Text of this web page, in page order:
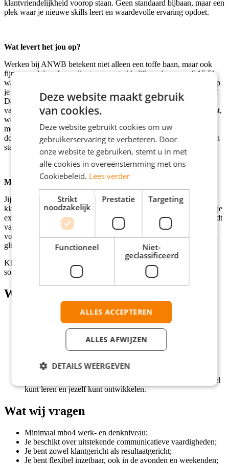
klantvriendelijkheid voorop staan. Geen standaard bijbaan, maar een
plek waar je nieuwe skills leert en waardevolle ervaring opdoet.
Wat levert het jou op?
Werken bij ANWB betekent niet alleen een toffe baan, maar ook
fijne voordelen. Je verdient een aantrekkelijk uurloon van € 15,51,
waarbij je iedere week alvast een deel van je eindejaarsuitkering op
je rekening ziet verschijnen – extra cash, altijd mooi meegenomen!
Daarnaast hoef je je over reiskosten geen zorgen te maken, want
vanaf 10 kilometer krijg je een vergoeding en als je met het ov reist,
worden de kosten zelfs volledig vergoed. En misschien wel het
mooiste: dit is meer dan zomaar een bijbaan. ANWB biedt volop
doorgroeimogelijkheden, dus wie weet waar jouw carrière hier van
start gaat!
Maar wie zoeken we eigenlijk?
Jij hebt minimaal mbo4 werk- en denkniveau en weet hoe je een
klant blij maakt. Je bent sociaal, commercieel en zet graag dat stapje
extra om iemand goed te helpen. Stilzitten is niets voor jou; je houdt
van aanpakken en werkt graag in een team. Daarnaast heb je oog
voor detail en een enthousiaste babbel waarmee je klanten met een
glimlach de deur uit laat gaan.
Klinkt dit als de perfecte baan voor jou? Wacht dan niet langer en
solliciteer – we kunnen niet wachten om je te ontmoeten!
Wat wij bieden
Een aantrekkelijk bruto-uurloon van € 15,51 (vanaf 20 jaar)
incl eindejaarsuitkering van 5,58%;
Wekelijkse uitbetaling van de eindejaarsuitkering;
Kilometervergoeding vanaf 10 kilometer of volledige ov-
Een team waarin samenwerking en collegialiteit centraal
staan;
Mogelijkheden om te werken bij een organisatie waar je veel
kunt leren en jezelf kunt ontwikkelen.
Wat wij vragen
Minimaal mbo4 werk- en denkniveau;
Je beschikt over uitstekende communicatieve vaardigheden;
Je bent zowel klantgericht als resultaatgericht;
Je bent flexibel inzetbaar, ook in de avonden en weekenden;
Deze website maakt gebruik
van cookies.
Deze website gebruikt cookies om uw
gebruikerservaring te verbeteren. Door
onze website te gebruiken, stemt u in met
alle cookies in overeenstemming met ons
Cookiebeleid. Lees verder
Strikt
noodzakelijk
Prestatie Targeting
Functioneel
Niet-
geclassificeerd
ALLES ACCEPTEREN
ALLES AFWIJZEN
DETAILS WEERGEVEN